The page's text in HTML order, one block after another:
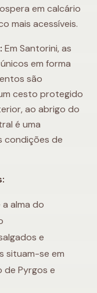
em calcário
mais acessíveis.
Em Santorini, as
em forma
são
cesto protegido
ao abrigo do
é uma
condições de
alma do
e
situam-se em
de Pyrgos e